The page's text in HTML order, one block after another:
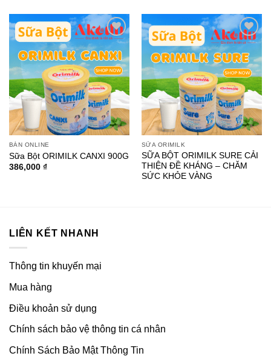
Add to
wishlist
BÁN ONLINE
Sữa Bột ORIMILK CANXI 900G
386,000 ₫
Add to
wishlist
SỮA ORIMILK
SỮA BỘT ORIMILK SURE CẢI
THIỆN ĐỀ KHÁNG – CHĂM
SỨC KHỎE VÀNG
LIÊN KẾT NHANH
Thông tin khuyến mại
Mua hàng
Điều khoản sử dụng
Chính sách bảo vệ thông tin cá nhân
Chính Sách Bảo Mật Thông Tin